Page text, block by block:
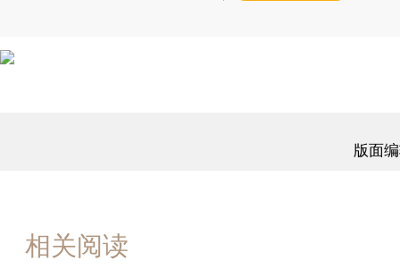
版面
相关阅读